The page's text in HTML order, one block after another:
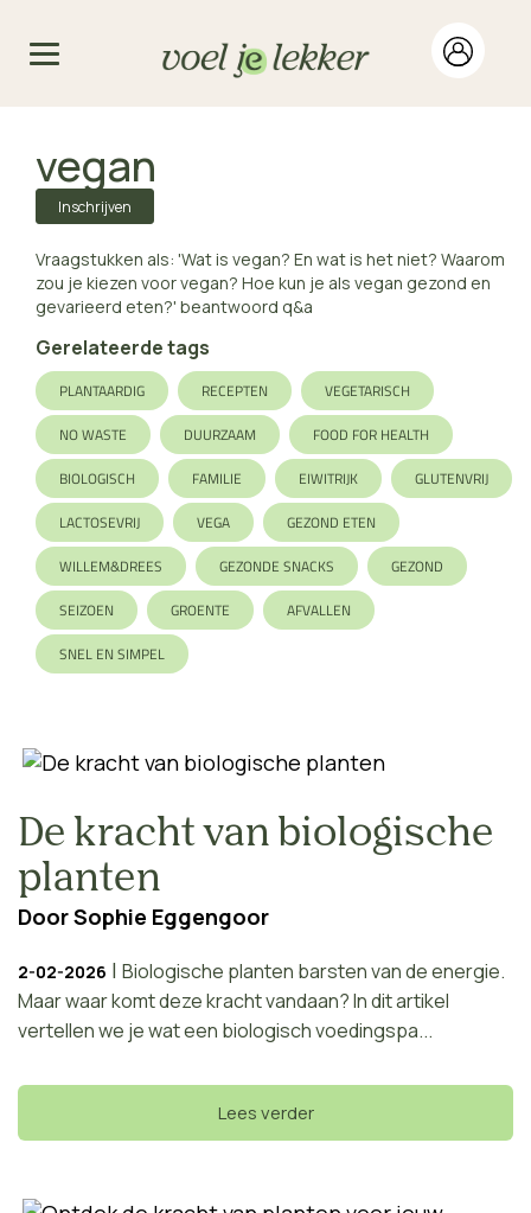
vegan
Inschrijven
Vraagstukken als: 'Wat is vegan? En wat is het niet? Waarom
zou je kiezen voor vegan? Hoe kun je als vegan gezond en
gevarieerd eten?' beantwoord q&a
Gerelateerde tags
PLANTAARDIG RECEPTEN
VEGETARISCH
NO WASTE
DUURZAAM
FOOD FOR HEALTH
BIOLOGISCH
FAMILIE EIWITRIJK
GLUTENVRIJ
LACTOSEVRIJ
VEGA
GEZOND ETEN
WILLEM&DREES
GEZONDE SNACKS
GEZOND
SEIZOEN
GROENTE
AFVALLEN
SNEL EN SIMPEL
De kracht van biologische
planten
DoorSophie Eggengoor
2-02-2026 | Biologische planten barsten van de energie.
Maar waar komt deze kracht vandaan? In dit artikel
vertellen we je wat een biologisch voedingspa...
Lees verder